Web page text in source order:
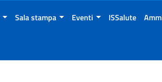
Sala stampa Eventi ISSalute